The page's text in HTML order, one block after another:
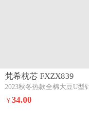
梵希枕芯 FXZX839
￥34.00